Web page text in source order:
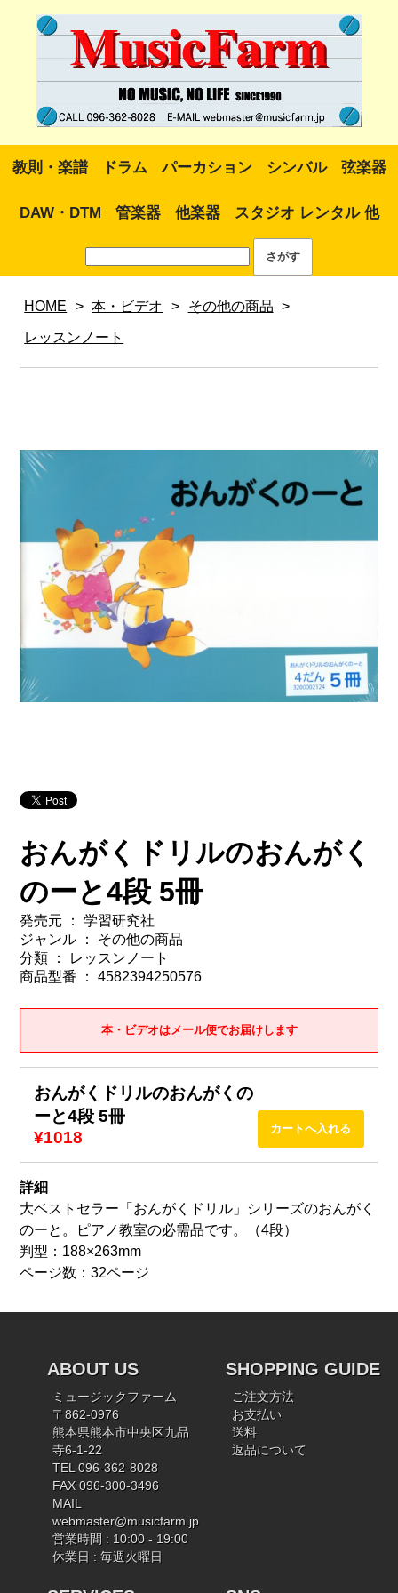
教則・楽譜 ドラム パーカション シンバル 弦楽器
DAW・DTM 管楽器 他楽器 スタジオ レンタル 他
HOME > 本・ビデオ > その他の商品 >
レッスンノート
おんがくドリルのおんがく
のーと4段 5冊
発売元 ： 学習研究社
ジャンル ： その他の商品
分類 ： レッスンノート
商品型番 ： 4582394250576
本・ビデオはメール便でお届けします
おんがくドリルのおんがくの
ーと4段 5冊
¥1018
詳細
大ベストセラー「おんがくドリル」シリーズのおんがく
のーと。ピアノ教室の必需品です。（4段）
判型：188×263mm
ページ数：32ページ
ABOUT US
ミュージックファーム
〒862-0976
熊本県熊本市中央区九品
寺6-1-22
TEL 096-362-8028
FAX 096-300-3496
MAIL
webmaster@musicfarm.jp
営業時間 : 10:00 - 19:00
休業日 : 毎週火曜日
SHOPPING GUIDE
ご注文方法
お支払い
送料
返品について